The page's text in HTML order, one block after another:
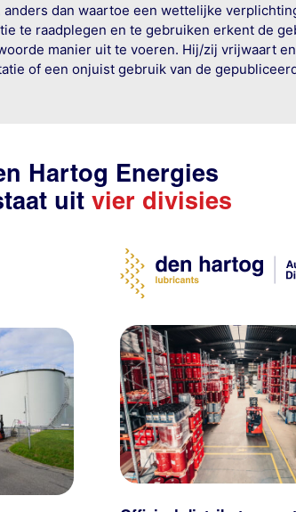
dan waartoe een wettelijke
te raadplegen en te gebruiken erkent de
manier uit te voeren. Hij/zij vrijwaart
of een onjuist gebruik van de
Hartog Energies
uit vier divisies